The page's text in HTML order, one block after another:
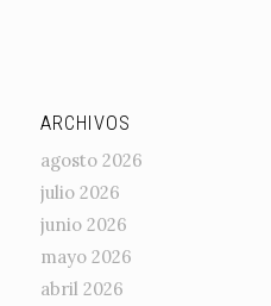
ARCHIVOS
agosto 2026
julio 2026
junio 2026
mayo 2026
abril 2026